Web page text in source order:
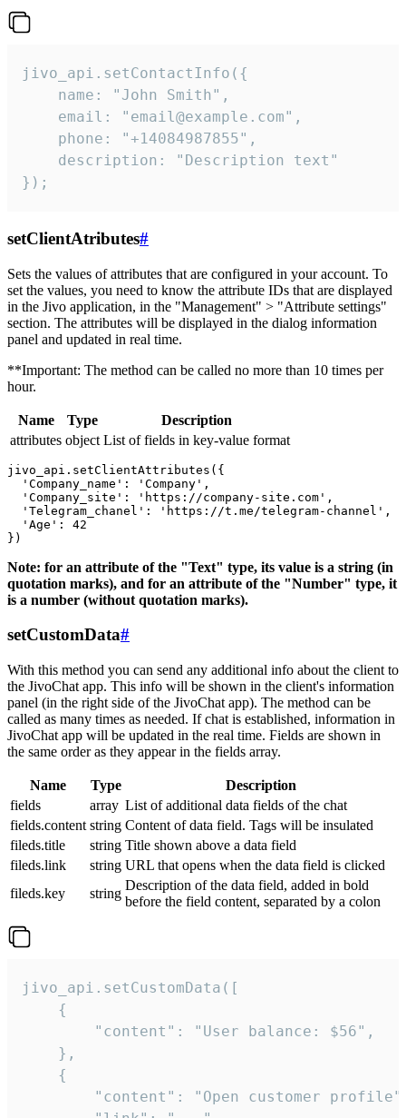
jivo_api.setContactInfo({
    name: "John Smith",
    email: "email@example.com",
    phone: "+14084987855",
    description: "Description text"
});
setClientAtributes#
Sets the values ​​of attributes that are configured in your account. To
set the values, you need to know the attribute IDs that are displayed
in the Jivo application, in the "Management" > "Attribute settings"
section. The attributes will be displayed in the dialog information
panel and updated in real time.
**Important: The method can be called no more than 10 times per
hour.
Name Type
Description
attributes object List of fields in key-value format
jivo_api.setClientAttributes({
  'Company_name': 'Company',
  'Company_site': 'https://company-site.com',
  'Telegram_chanel': 'https://t.me/telegram-channel',
  'Age': 42
Note: for an attribute of the "Text" type, its value is a string (in
quotation marks), and for an attribute of the "Number" type, it
is a number (without quotation marks).
setCustomData#
With this method you can send any additional info about the client to
the JivoChat app. This info will be shown in the client's information
panel (in the right side of the JivoChat app). The method can be
called as many times as needed. If chat is established, information in
JivoChat app will be updated in the real time. Fields are shown in
the same order as they appear in the fields array.
Name Type
Description
fields
array List of additional data fields of the chat
fields.content string Content of data field. Tags will be insulated
fileds.title
string Title shown above a data field
fileds.link
string URL that opens when the data field is clicked
fileds.key
string
Description of the data field, added in bold
before the field content, separated by a colon
jivo_api.setCustomData([
    {
        "content": "User balance: $56",
    },
    {
"content": "Open customer